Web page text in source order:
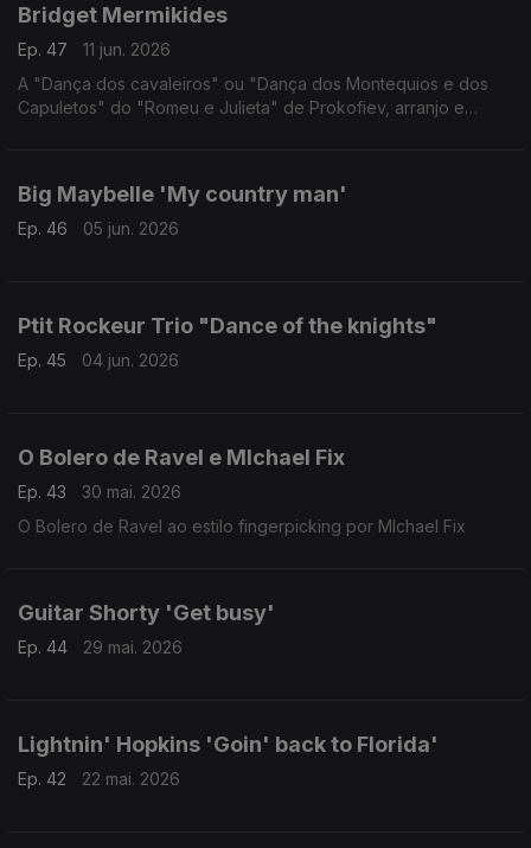
Bridget Mermikides
Ep. 47
11 jun. 2026
A "Dança dos cavaleiros" ou "Dança dos Montequios e dos
Capuletos" do "Romeu e Julieta" de Prokofiev, arranjo e
Big Maybelle 'My country man'
Ep. 46 05 jun. 2026
Ptit Rockeur Trio "Dance of the knights"
Ep. 45 04 jun. 2026
O Bolero de Ravel e MIchael Fix
Ep. 43
30 mai. 2026
O Bolero de Ravel ao estilo fingerpicking por MIchael Fix
Guitar Shorty 'Get busy'
Ep. 44 29 mai. 2026
Lightnin' Hopkins 'Goin' back to Florida'
Ep. 42 22 mai. 2026